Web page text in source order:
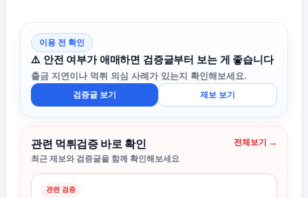
이용 전 확인
⚠️ 안전 여부가 애매하면 검증글부터 보는 게 좋습니다
출금 지연이나 먹튀 의심 사례가 있는지 확인해보세요.
검증글 보기 제보 보기
관련 먹튀검증 바로 확인
최근 제보와 검증글을 함께 확인해보세요
전체보기 →
관련 검증